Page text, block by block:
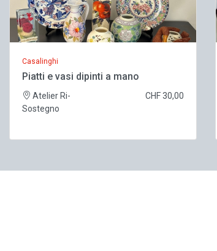
Casalinghi
Piatti e vasi dipinti a mano
Atelier Ri-
Sostegno
CHF 30,00